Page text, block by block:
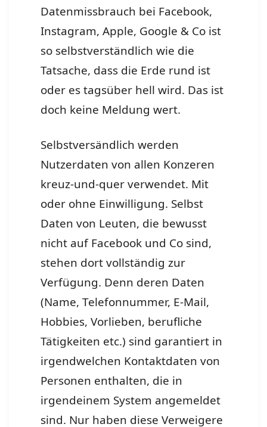
Datenmissbrauch bei Facebook,
Instagram, Apple, Google & Co ist
so selbstverständlich wie die
Tatsache, dass die Erde rund ist
oder es tagsüber hell wird. Das ist
doch keine Meldung wert.
Selbstversändlich werden
Nutzerdaten von allen Konzeren
kreuz-und-quer verwendet. Mit
oder ohne Einwilligung. Selbst
Daten von Leuten, die bewusst
nicht auf Facebook und Co sind,
stehen dort vollständig zur
Verfügung. Denn deren Daten
(Name, Telefonnummer, E-Mail,
Hobbies, Vorlieben, berufliche
Tätigkeiten etc.) sind garantiert in
irgendwelchen Kontaktdaten von
Personen enthalten, die in
irgendeinem System angemeldet
sind. Nur haben diese Verweigere